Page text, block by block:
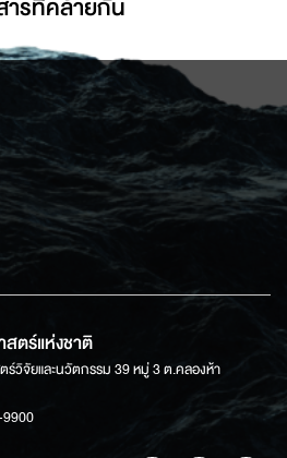
ารที่่คล้ายกัน
ตร์แห่งชาติ
วิจัยและนวัตกรรม 39 หมู่ 3 ต.คลองห้า